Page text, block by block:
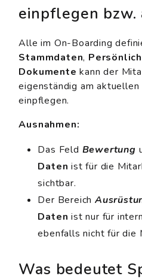
einpflegen bzw.
Alle im On-Boarding
Stammdaten,
Dokumentekann der
eigenständig am
einpflegen.
Ausnahmen:
Das Feld Bewertung
Datenist für die
sichtbar.
Der Bereich
Daten ist nur für
ebenfalls nicht für die
Was bedeutet